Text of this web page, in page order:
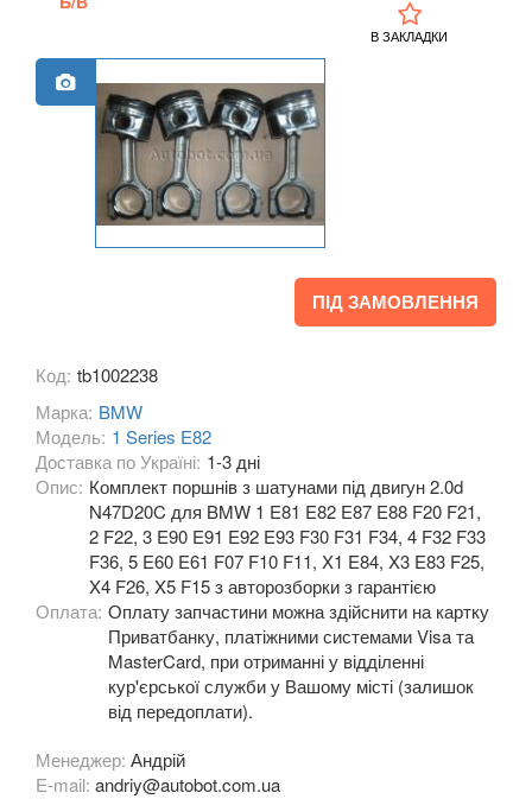
2 Series F22
2 Series F23
2 Series F45
2 Series F46
M2 F44 Gran Coupe
3 Series E46
M3 E46
3 Series E90, E91, E92, E93
M3 E90/E92/E93
3 Series F30, F31, F36
3 Series F34
M3 F80
3 Series G20/G21
ПІД ЗАМОВЛЕННЯ
В ЗАКЛАДКИ
Код: tb1002238
Марка: BMW
Модель: 1 Series E82
Доставка по Україні: 1-3 дні
Опис: Комплект поршнів з шатунами під двигун 2.0d
N47D20C для BMW 1 E81 E82 E87 E88 F20 F21,
2 F22, 3 E90 E91 E92 E93 F30 F31 F34, 4 F32 F33
F36, 5 E60 E61 F07 F10 F11, X1 E84, X3 E83 F25,
X4 F26, X5 F15 з авторозборки з гарантією
Оплата: Оплату запчастини можна здійснити на картку
Приватбанку, платіжними системами Visa та
MasterCard, при отриманні у відділенні
кур'єрської служби у Вашому місті (залишок
від передоплати).
Менеджер: Андрій
E-mail: andriy@autobot.com.ua